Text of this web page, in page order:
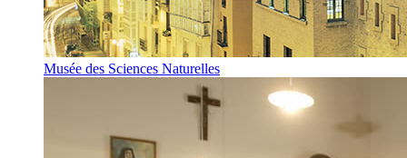
Musée des Sciences Naturelles